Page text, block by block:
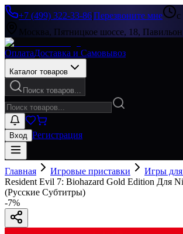
+7 (499) 322-33-86|Перезвоните мне
Москва, Пятницкое шоссе, 18,
ОплатаДоставка и Самовывоз
Каталог товаров
Поиск товаров...
Вход Регистрация
Главная Игровые приставки
Игры для
Resident Evil 7: Biohazard Gold Edition Для
(Русские Субтитры)
-7%